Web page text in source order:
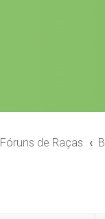
Fóruns de Raças